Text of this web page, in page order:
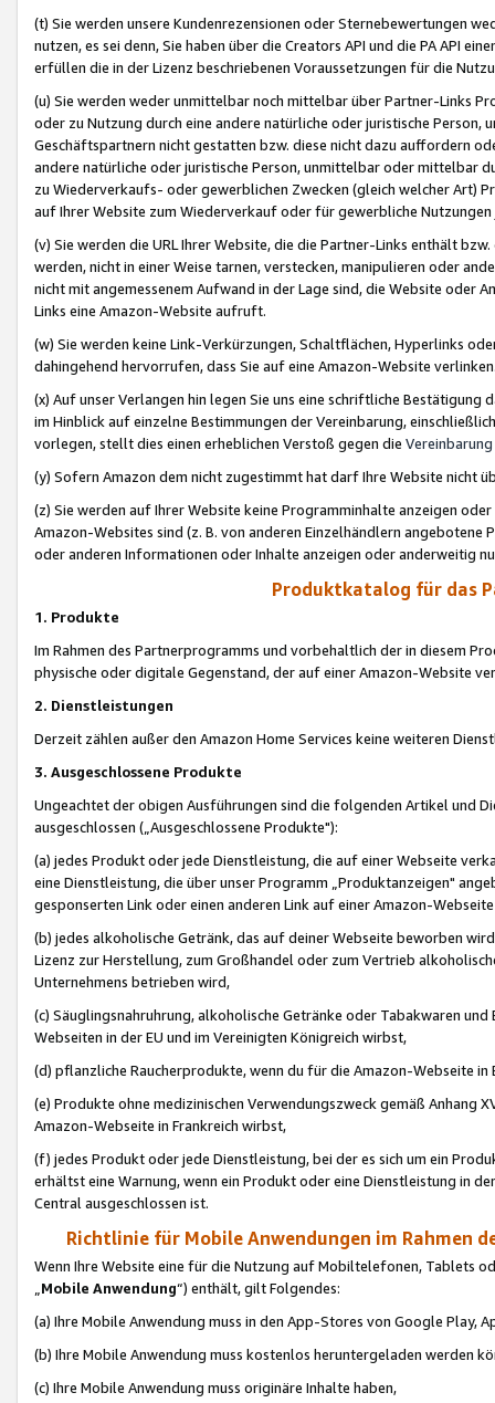
(t) Sie werden unsere Kundenrezensionen oder Sternebewertungen
nutzen, es sei denn, Sie haben über die Creators API und die PA API
erfüllen die in der Lizenz beschriebenen Voraussetzungen für die
(u) Sie werden weder unmittelbar noch mittelbar über Partner-Links
oder zu Nutzung durch eine andere natürliche oder juristische
Geschäftspartnern nicht gestatten bzw. diese nicht dazu auffordern
andere natürliche oder juristische Person, unmittelbar oder mittelbar
zu Wiederverkaufs- oder gewerblichen Zwecken (gleich welcher Art)
auf Ihrer Website zum Wiederverkauf oder für gewerbliche
(v) Sie werden die URL Ihrer Website, die die Partner-Links enthält
werden, nicht in einer Weise tarnen, verstecken, manipulieren oder
nicht mit angemessenem Aufwand in der Lage sind, die Website oder
Links eine Amazon-Website aufruft.
(w) Sie werden keine Link-Verkürzungen, Schaltflächen, Hyperlinks
dahingehend hervorrufen, dass Sie auf eine Amazon-Website
(x) Auf unser Verlangen hin legen Sie uns eine schriftliche
im Hinblick auf einzelne Bestimmungen der Vereinbarung,
vorlegen, stellt dies einen erheblichen Verstoß gegen die Vereinbarung
(y) Sofern Amazon dem nicht zugestimmt hat darf Ihre Website nicht
(z) Sie werden auf Ihrer Website keine Programminhalte anzeigen
Amazon-Websites sind (z. B. von anderen Einzelhändlern
oder anderen Informationen oder Inhalte anzeigen oder anderweitig
Produktkatalog für das
1. Produkte
Im Rahmen des Partnerprogramms und vorbehaltlich der in diesem
physische oder digitale Gegenstand, der auf einer Amazon-Website
2. Dienstleistungen
Derzeit zählen außer den Amazon Home Services keine weiteren
3. Ausgeschlossene Produkte
Ungeachtet der obigen Ausführungen sind die folgenden Artikel und
ausgeschlossen („Ausgeschlossene Produkte"):
(a) jedes Produkt oder jede Dienstleistung, die auf einer Webseite
eine Dienstleistung, die über unser Programm „Produktanzeigen"
gesponserten Link oder einen anderen Link auf einer Amazon-
(b) jedes alkoholische Getränk, das auf deiner Webseite beworben
Lizenz zur Herstellung, zum Großhandel oder zum Vertrieb
Unternehmens betrieben wird,
(c) Säuglingsnahruhrung, alkoholische Getränke oder Tabakwaren
Webseiten in der EU und im Vereinigten Königreich wirbst,
(d) pflanzliche Raucherprodukte, wenn du für die Amazon-Webseite in
(e) Produkte ohne medizinischen Verwendungszweck gemäß Anhang
Amazon-Webseite in Frankreich wirbst,
(f) jedes Produkt oder jede Dienstleistung, bei der es sich um ein
erhältst eine Warnung, wenn ein Produkt oder eine Dienstleistung in
Central ausgeschlossen ist.
Richtlinie für Mobile Anwendungen im Rahmen
Wenn Ihre Website eine für die Nutzung auf Mobiltelefonen, Tablets
„Mobile Anwendung“) enthält, gilt Folgendes:
(a) Ihre Mobile Anwendung muss in den App-Stores von Google Play,
(b) Ihre Mobile Anwendung muss kostenlos heruntergeladen werden
(c) Ihre Mobile Anwendung muss originäre Inhalte haben,